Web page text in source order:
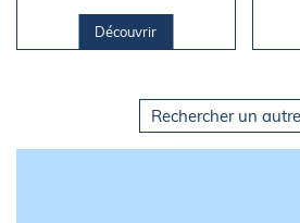
dans l'angle NW, ainsi...
Découvrir
Rechercher un